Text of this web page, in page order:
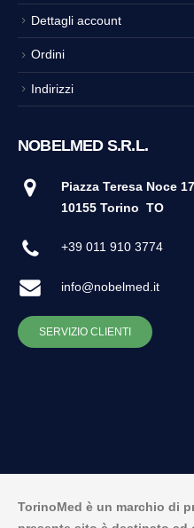
Dettagli account
Ordini
Indirizzi
NOBELMED S.R.L.
Piazza Teresa Noce
10155 Torino TO
+39 011 910 3774
info@nobelmed.it
SERVIZIO CLIENTI
TorinoMed è un marchio di